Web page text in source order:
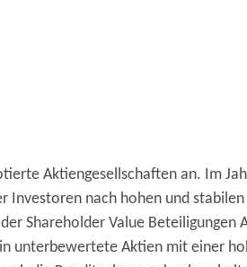
Aktiengesellschaften an. Im
Investoren nach hohen und stabilen
Shareholder Value Beteiligungen
unterbewertete Aktien mit einer